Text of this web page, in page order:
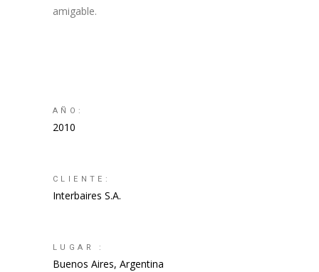
amigable.
AÑO:
2010
CLIENTE:
Interbaires S.A.
LUGAR :
Buenos Aires, Argentina